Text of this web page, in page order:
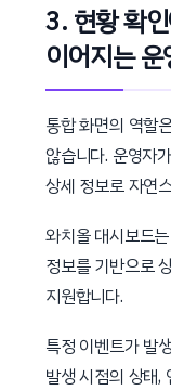
3. 현황 확
이어지는
통합 화면의 역할
않습니다. 운영자
상세 정보로 자연
와치올 대시보드
정보를 기반으로
지원합니다.
특정 이벤트가 발
발생 시점의 상태,